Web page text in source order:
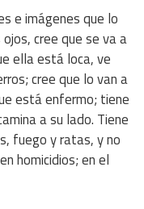
e imágenes que lo
cree que se va a
ella está loca, ve
cree que lo van a
está enfermo; tiene
a su lado. Tiene
fuego y ratas, y no
homicidios; en el